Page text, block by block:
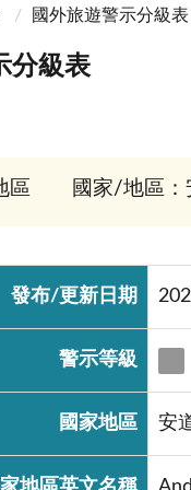
國外旅遊警示分級表
分級表
區 國家/地區：
發布/更新日期
警示等級
國家地區 安